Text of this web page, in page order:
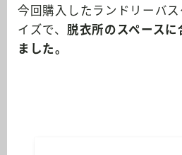
今回購入したランドリーバ
イズで、 脱衣所のスペース
ました。